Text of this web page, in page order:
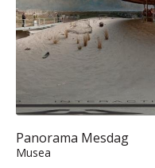
Panorama Mesdag
Musea